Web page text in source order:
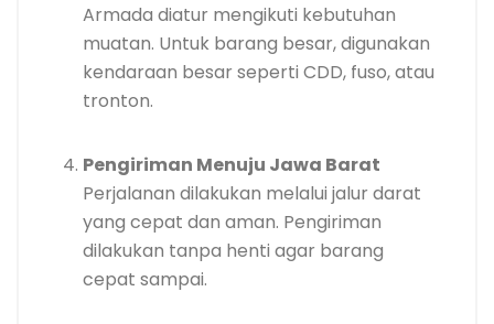
Armada diatur mengikuti kebutuhan
muatan. Untuk barang besar, digunakan
kendaraan besar seperti CDD, fuso, atau
tronton.
Pengiriman Menuju Jawa Barat
Perjalanan dilakukan melalui jalur darat
yang cepat dan aman. Pengiriman
dilakukan tanpa henti agar barang
cepat sampai.